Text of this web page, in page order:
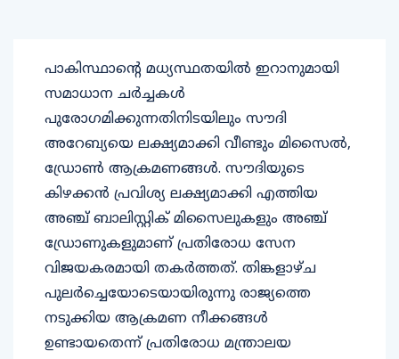
പാകിസ്ഥാൻ്റെ മധ്യസ്ഥതയിൽ ഇറാനുമായി
സമാധാന ചർച്ചകൾ
പുരോഗമിക്കുന്നതിനിടയിലും സൗദി
അറേബ്യയെ ലക്ഷ്യമാക്കി വീണ്ടും മിസൈൽ,
ഡ്രോൺ ആക്രമണങ്ങൾ. സൗദിയുടെ
കിഴക്കൻ പ്രവിശ്യ ലക്ഷ്യമാക്കി എത്തിയ
അഞ്ച് ബാലിസ്റ്റിക് മിസൈലുകളും അഞ്ച്
ഡ്രോണുകളുമാണ് പ്രതിരോധ സേന
വിജയകരമായി തകർത്തത്. തിങ്കളാഴ്ച
പുലർച്ചെയോടെയായിരുന്നു രാജ്യത്തെ
നടുക്കിയ ആക്രമണ നീക്കങ്ങൾ
ഉണ്ടായതെന്ന് പ്രതിരോധ മന്ത്രാലയ